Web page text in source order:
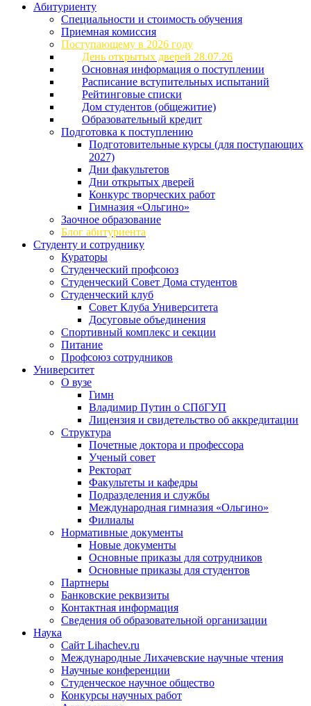
Абитуриенту
Специальности и стоимость обучения
Приемная комиссия
Поступающему в 2026 году
День открытых дверей 28.07.26
Основная информация о поступлении
Расписание вступительных испытаний
Рейтинговые списки
Дом студентов (общежитие)
Образовательный кредит
Подготовка к поступлению
Подготовительные курсы (для поступающих
2027)
Дни факультетов
Дни открытых дверей
Конкурс творческих работ
Гимназия «Ольгино»
Заочное образование
Блог абитуриента
Студенту и сотруднику
Кураторы
Студенческий профсоюз
Студенческий Совет Дома студентов
Студенческий клуб
Совет Клуба Университета
Досуговые объединения
Спортивный комплекс и секции
Питание
Профсоюз сотрудников
Университет
О вузе
Гимн
Владимир Путин о СПбГУП
Лицензия и свидетельство об аккредитации
Структура
Почетные доктора и профессора
Ученый совет
Ректорат
Факультеты и кафедры
Подразделения и службы
Международная гимназия «Ольгино»
Филиалы
Нормативные документы
Новые документы
Основные приказы для сотрудников
Основные приказы для студентов
Партнеры
Банковские реквизиты
Контактная информация
Сведения об образовательной организации
Наука
Сайт Lihachev.ru
Международные Лихачевские научные чтения
Научные конференции
Студенческое научное общество
Конкурсы научных работ